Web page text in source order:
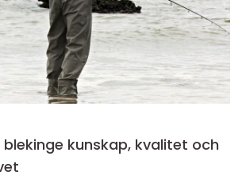
kvalitet och